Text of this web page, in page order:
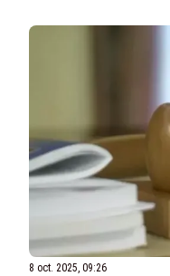
8 oct. 2025, 09:26